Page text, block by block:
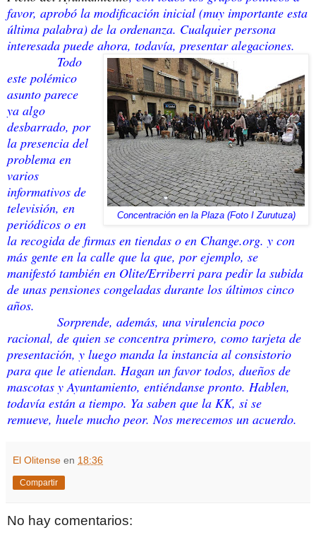
favor, aprobó la modificación inicial (muy importante esta
última palabra) de la ordenanza. Cualquier persona
interesada puede ahora, todavía, presentar alegaciones.
Concentración en la Plaza (Foto I Zurutuza)
Todo
este polémico
asunto parece
ya algo
desbarrado, por
la presencia del
problema en
varios
informativos de
televisión, en
periódicos o en
la recogida de firmas en tiendas o en Change.org. y con
más gente en la calle que la que, por ejemplo, se
manifestó también en Olite/Erriberri para pedir la subida
de unas pensiones congeladas durante los últimos cinco
años.
Sorprende, además, una virulencia poco
racional, de quien se concentra primero, como tarjeta de
presentación, y luego manda la instancia al consistorio
para que le atiendan. Hagan un favor todos, dueños de
mascotas y Ayuntamiento, entiéndanse pronto. Hablen,
todavía están a tiempo. Ya saben que la KK, si se
remueve, huele mucho peor. Nos merecemos un acuerdo.
El Olitense en 18:36
Compartir
No hay comentarios: